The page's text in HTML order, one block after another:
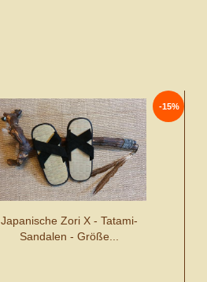
-15%
Japanische Zori X - Tatami-
Sandalen - Größe...